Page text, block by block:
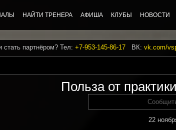
НАЙТИ ТРЕНЕРА АФИША КЛУБЫ НОВОСТИ
стать партнёром? Тел: +7-953-145-86-17 ВК: vk.com/
Польза от
22